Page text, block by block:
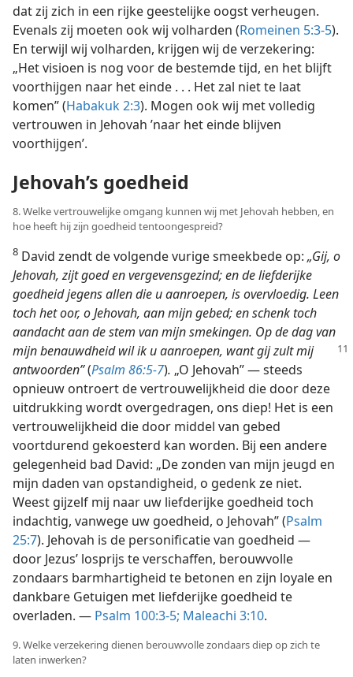
dat zij zich in een rijke geestelijke oogst verheugen.
Evenals zij moeten ook wij volharden (Romeinen 5:3-5).
En terwijl wij volharden, krijgen wij de verzekering:
„Het visioen is nog voor de bestemde tijd, en het blijft
voorthijgen naar het einde . . . Het zal niet te laat
komen” (Habakuk 2:3). Mogen ook wij met volledig
vertrouwen in Jehovah ’naar het einde blijven
voorthijgen’.
Jehovah’s goedheid
8. Welke vertrouwelijke omgang kunnen wij met Jehovah hebben, en
hoe heeft hij zijn goedheid tentoongespreid?
8 David zendt de volgende vurige smeekbede op: „Gij, o
Jehovah, zijt goed en vergevensgezind; en de liefderijke
goedheid jegens allen die u aanroepen, is overvloedig. Leen
toch het oor, o Jehovah, aan mijn gebed; en schenk toch
aandacht aan de stem van mijn smekingen. Op de dag van
mijn benauwdheid wil ik u aanroepen, want gijzult mij
antwoorden”(Psalm 86:5-7). „O Jehovah” — steeds
opnieuw ontroert de vertrouwelijkheid die door deze
uitdrukking wordt overgedragen, ons diep! Het is een
vertrouwelijkheid die door middel van gebed
voortdurend gekoesterd kan worden. Bij een andere
gelegenheid bad David: „De zonden van mijn jeugd en
mijn daden van opstandigheid, o gedenk ze niet.
Weest gijzelf mij naar uw liefderijke goedheid toch
indachtig, vanwege uw goedheid, o Jehovah” (Psalm
25:7). Jehovah is de personificatie van goedheid —
door Jezus’ losprijs te verschaffen, berouwvolle
zondaars barmhartigheid te betonen en zijn loyale en
dankbare Getuigen met liefderijke goedheid te
overladen. — Psalm 100:3-5; Maleachi 3:10.
9. Welke verzekering dienen berouwvolle zondaars diep op zich te
laten inwerken?